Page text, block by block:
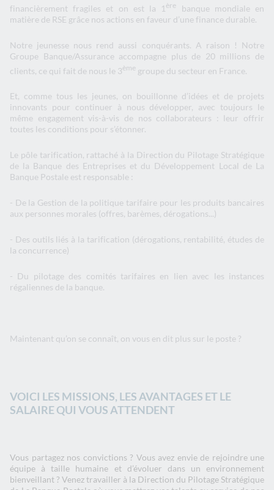
financièrement fragiles et on est la 1 ère
banque mondiale en
matière de RSE grâce nos actions en faveur d’une finance durable.
Notre jeunesse nous rend aussi conquérants. A raison ! Notre
Groupe Banque/Assurance accompagne plus de 20 millions de
clients, ce qui fait de nous le 3ème groupe du secteur en France.
Et, comme tous les jeunes, on bouillonne d’idées et de projets
innovants pour continuer à nous développer, avec toujours le
même engagement vis-à-vis de nos collaborateurs : leur offrir
toutes les conditions pour s’étonner.
Le pôle tarification, rattaché à la Direction du Pilotage Stratégique
de la Banque des Entreprises et du Développement Local de La
Banque Postale est responsable :
- De la Gestion de la politique tarifaire pour les produits bancaires
aux personnes morales (offres, barèmes, dérogations...)
- Des outils liés à la tarification (dérogations, rentabilité, études de
la concurrence)
- Du pilotage des comités tarifaires en lien avec les instances
régaliennes de la banque.
Maintenant qu’on se connaît, on vous en dit plus sur le poste ?
VOICI LES MISSIONS, LES AVANTAGES ET LE
SALAIRE QUI VOUS ATTENDENT
Vous partagez nos convictions ? Vous avez envie de rejoindre une
équipe à taille humaine et d’évoluer dans un environnement
bienveillant ? Venez travailler à la Direction du Pilotage Stratégique